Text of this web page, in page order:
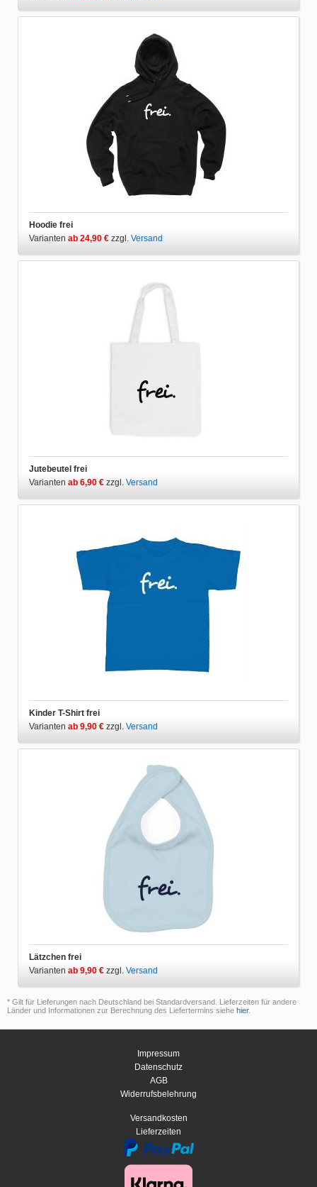
Hoodie frei
Varianten ab 24,90 € zzgl. Versand
Jutebeutel frei
Varianten ab 6,90 € zzgl. Versand
Kinder T-Shirt frei
Varianten ab 9,90 € zzgl. Versand
Lätzchen frei
Varianten ab 9,90 € zzgl. Versand
* Gilt für Lieferungen nach Deutschland bei Standardversand. Lieferzeiten für andere
Länder und Informationen zur Berechnung des Liefertermins siehe hier.
Impressum
Datenschutz
AGB
Widerrufsbelehrung
Versandkosten
Lieferzeiten